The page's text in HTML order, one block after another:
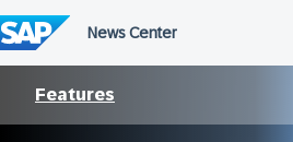
Features